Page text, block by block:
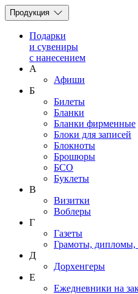
Продукция
Подарки
и сувениры
с нанесением
А
Афиши
Б
Билеты
Бланки
Бланки фирменные
Блоки для записей
Блокноты
Брошюры
БСО
Буклеты
В
Визитки
Воблеры
Г
Газеты
Грамоты, дипломы,
Д
Дорхенгеры
Е
Ежедневники на